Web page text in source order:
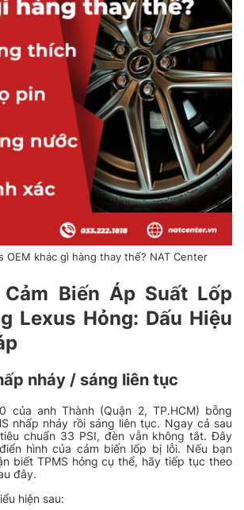
OEM khác gì hàng thay thế? NAT Center
Biến Áp Suất Lốp
Lexus Hỏng: Dấu Hiệu
nháy / sáng liên tục
của anh Thành (Quận 2, TP.HCM) bỗng
nhấp nháy rồi sáng liên tục. Ngay cả sau
chuẩn 33 PSI, đèn vẫn không tắt. Đây
hình của cảm biến lốp bị lỗi. Nếu bạn
biết TPMS hỏng cụ thể, hãy tiếp tục theo
đây.
hiện sau: